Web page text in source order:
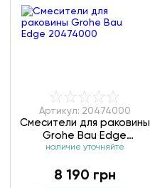
Артикул: 20474000
Смесители для раковины
Grohe Bau Edge
20474000
наличие уточняйте
8 190 грн